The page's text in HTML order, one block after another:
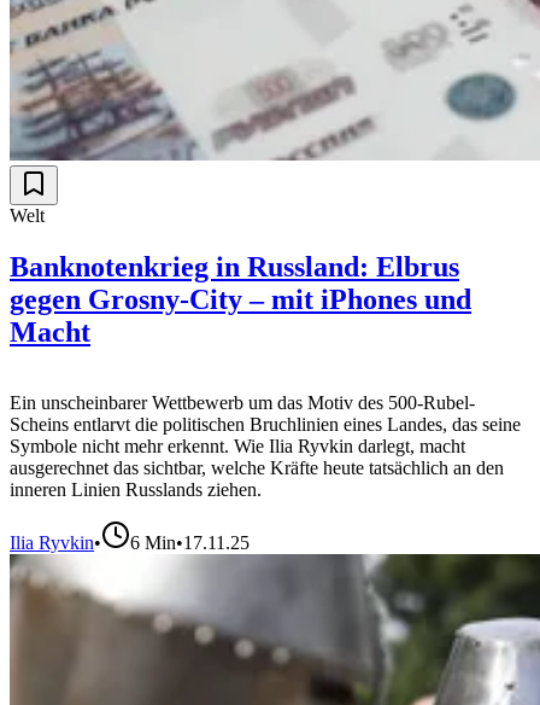
Welt
Banknotenkrieg in Russland: Elbrus
gegen Grosny-City – mit iPhones und
Macht
Ein unscheinbarer Wettbewerb um das Motiv des 500-Rubel-
Scheins entlarvt die politischen Bruchlinien eines Landes, das seine
Symbole nicht mehr erkennt. Wie Ilia Ryvkin darlegt, macht
ausgerechnet das sichtbar, welche Kräfte heute tatsächlich an den
inneren Linien Russlands ziehen.
Ilia Ryvkin• 6 Min•17.11.25